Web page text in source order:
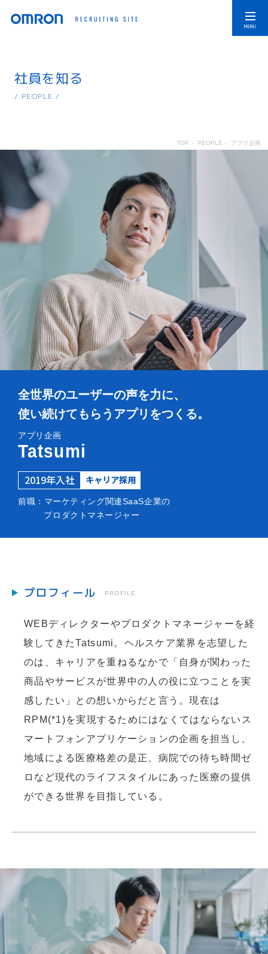
社員を知る
/ PEOPLE /
TOP - PEOPLE - アプリ企画
全世界のユーザーの声を力に、
使い続けてもらうアプリをつくる。
アプリ企画
Tatsumi
2019年入社 キャリア採用
前職：マーケティング関連SaaS企業の
プロダクトマネージャー
プロフィール PROFILE
WEBディレクターやプロダクトマネージャーを経
験してきたTatsumi。ヘルスケア業界を志望した
のは、キャリアを重ねるなかで「自身が関わった
商品やサービスが世界中の人の役に立つことを実
感したい」との想いからだと言う。現在は
RPM(*1)を実現するためにはなくてはならないス
マートフォンアプリケーションの企画を担当し、
地域による医療格差の是正、病院での待ち時間ゼ
ロなど現代のライフスタイルにあった医療の提供
ができる世界を目指している。